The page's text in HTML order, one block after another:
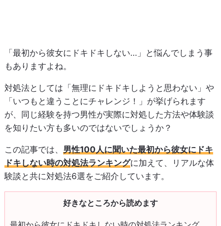
「最初から彼女にドキドキしない…」と悩んでしまう事
もありますよね。
対処法としては「無理にドキドキしようと思わない」や
「いつもと違うことにチャレンジ！」が挙げられます
が、同じ経験を持つ男性が実際に対処した方法や体験談
を知りたい方も多いのではないでしょうか？
この記事では、 男性100人に聞いた最初から彼女にドキ
ドキしない時の対処法ランキングに加えて、リアルな体
験談と共に対処法6選をご紹介しています。
好きなところから読めます